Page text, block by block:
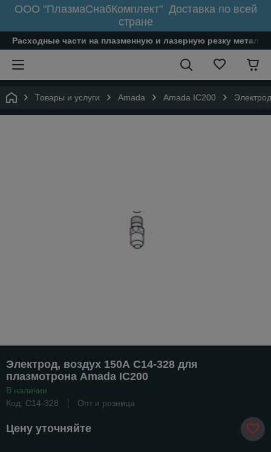
ООО "ПлазмаСнабКомплект" Доставка по всей
стране
Расходные части на плазменную и лазерную резку
Товары и услуги Amada Amada IC200
Электрод, воздух 150А C14-328 для
плазмотрона Amada IC200
В наличии
Код: C14-328
Опт и розница
Цену уточняйте